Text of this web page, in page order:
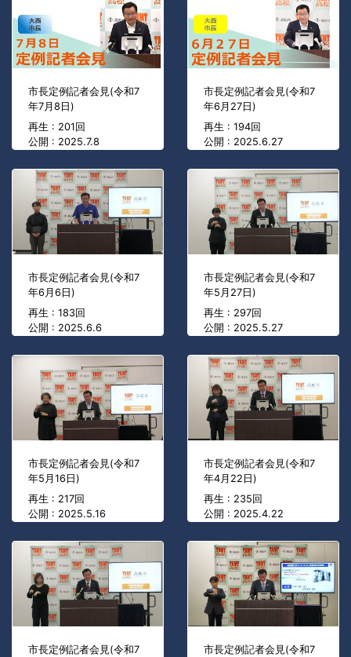
市長定例記者会見(令和7
年7月8日)
再生 : 201回
公開 : 2025.7.8
市長定例記者会見(令和7
年6月27日)
再生 : 194回
公開 : 2025.6.27
市長定例記者会見(令和7
年6月6日)
再生 : 183回
公開 : 2025.6.6
市長定例記者会見(令和7
年5月27日)
再生 : 297回
公開 : 2025.5.27
市長定例記者会見(令和7
年5月16日)
再生 : 217回
公開 : 2025.5.16
市長定例記者会見(令和7
年4月22日)
再生 : 235回
公開 : 2025.4.22
市長定例記者会見(令和7
市長定例記者会見(令和7